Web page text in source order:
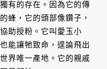
有的存在。因為它的傳
蜂，它的頭部像鑽子，
助授粉。它叫愛玉小
能讓牠致命，遑論飛出
界唯一產地。它的親戚